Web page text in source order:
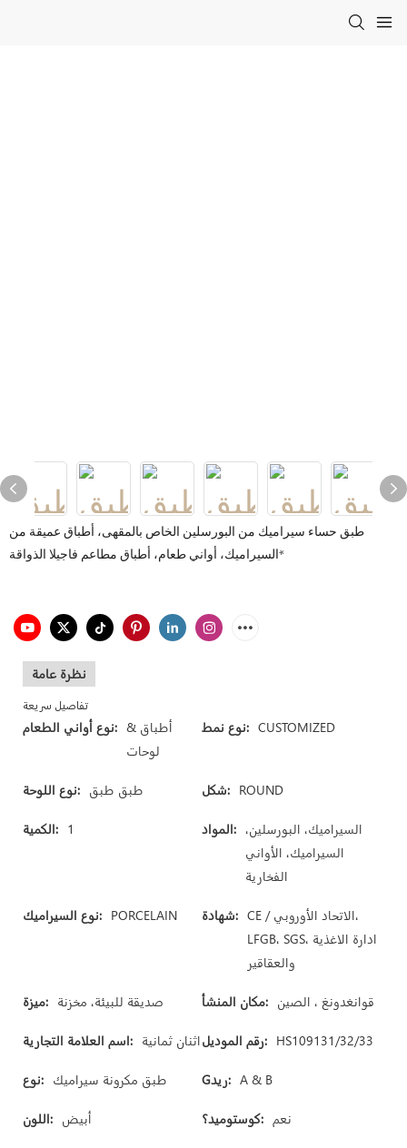
طبق حساء سيراميك من البورسلين الخاص بالمقهى، أطباق عميقة من
السيراميك، أواني طعام، أطباق مطاعم فاجيلا الذواقة*
نظرة عامة
تفاصيل سريعة
نوع أواني الطعام: أطباق &
لوحات
نوع نمط: CUSTOMIZED
نوع اللوحة: طبق طبق شكل: ROUND
الكمية: 1 المواد: السيراميك، البورسلين،
السيراميك، الأواني
الفخارية
نوع السيراميك: PORCELAIN شهادة: CE / الاتحاد الأوروبي،
LFGB، SGS، ادارة الاغذية
والعقاقير
ميزة: صديقة للبيئة، مخزنة مكان المنشأ: قوانغدونغ ، الصين
اسم العلامة التجارية: اثنان ثمانية رقم الموديل: HS109131/32/33
نوع: طبق مكرونة سيراميك Gريد: A & B
اللون: أبيض كوستوميد؟: نعم